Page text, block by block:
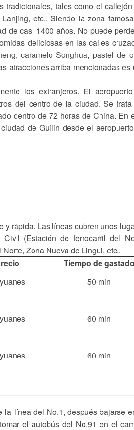
tradicionales, tales como el
etc.. Siendo la zona
de casi 1400 años. No puede
deliciosas en las calles
caramelo Songhua, pastel de
atracciones arriba mencionadas es
los extranjeros. El
del centro de la ciudad. Se trata
dentro de 72 horas de China. En
de Guilin desde el
y rápida. Las líneas cubren unos
(Estación de ferrocarril del
Zona Nueva de Lingui, etc..
Tiempo de gastado
50 min
60 min
60 min
la línea del No.1, después bajarse
el autobús del No.91 en el